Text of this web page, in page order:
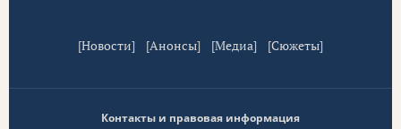
[Новости] [Анонсы] [Медиа] [Сюжеты]
Контакты и правовая информация